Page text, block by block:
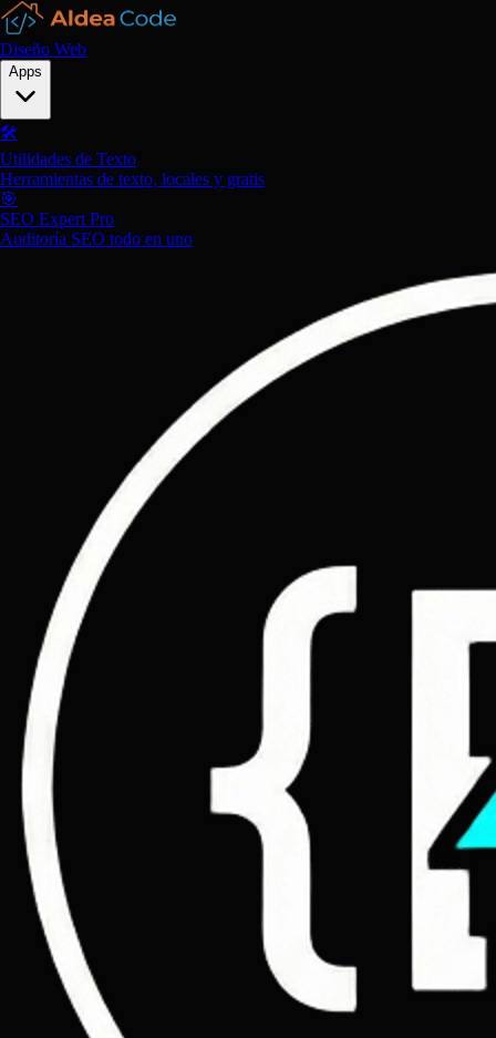
Diseño Web
Apps
🛠️
Utilidades de Texto
Herramientas de texto, locales y gratis
🎯
SEO Expert Pro
Auditoría SEO todo en uno